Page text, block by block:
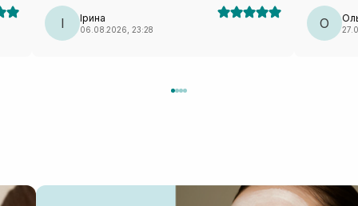
І Ірина
06.08.2026, 23:28 О